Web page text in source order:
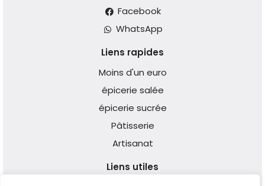
Facebook
WhatsApp
Liens rapides
Moins d'un euro
épicerie salée
épicerie sucrée
Pâtisserie
Artisanat
Liens utiles